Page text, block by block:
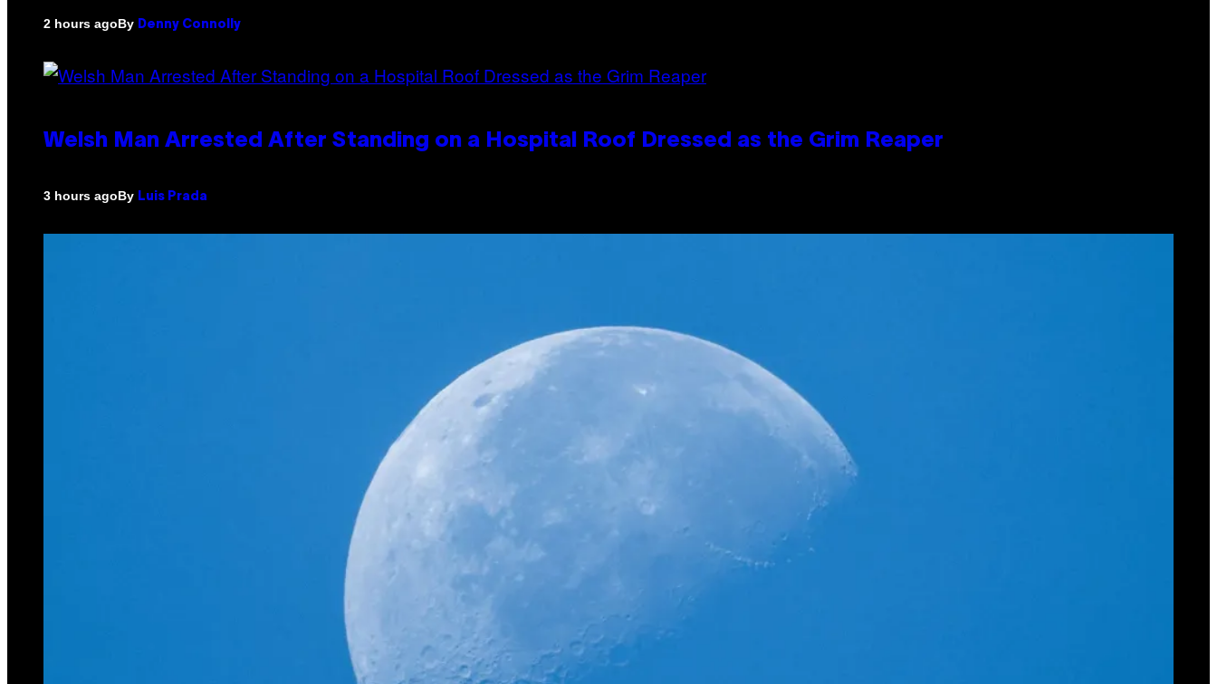
2 hours agoBy Denny Connolly
Welsh Man Arrested After Standing on a Hospital Roof Dressed as the Grim Reaper
3 hours agoBy Luis Prada